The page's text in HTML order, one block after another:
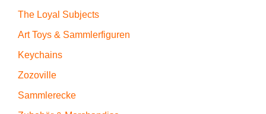
The Loyal Subjects
Art Toys & Sammlerfiguren
Keychains
Zozoville
Sammlerecke